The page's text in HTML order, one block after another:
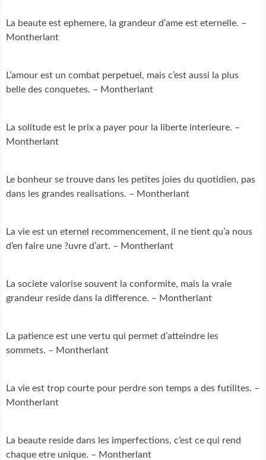
La beaute est ephemere, la grandeur d’ame est eternelle. –
Montherlant
L’amour est un combat perpetuel, mais c’est aussi la plus
belle des conquetes. – Montherlant
La solitude est le prix a payer pour la liberte interieure. –
Montherlant
Le bonheur se trouve dans les petites joies du quotidien, pas
dans les grandes realisations. – Montherlant
La vie est un eternel recommencement, il ne tient qu’a nous
d’en faire une ?uvre d’art. – Montherlant
La societe valorise souvent la conformite, mais la vraie
grandeur reside dans la difference. – Montherlant
La patience est une vertu qui permet d’atteindre les
sommets. – Montherlant
La vie est trop courte pour perdre son temps a des futilites. –
Montherlant
La beaute reside dans les imperfections, c’est ce qui rend
chaque etre unique. – Montherlant